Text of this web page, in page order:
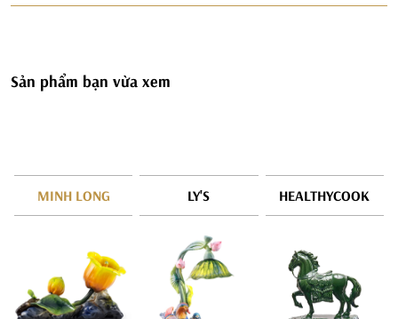
Sản phẩm bạn vừa xem
MINH LONG LY'S HEALTHYCOOK